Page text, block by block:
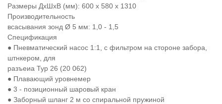
Размеры ДхШхВ (мм): 600 x 580 x 1310
Производительность
всасывания зонд Ø 5 мм: 1,0 - 1,5
Спецификация
● Пневматический насос 1:1, с фильтром на стороне забора,
штнкером, для
разъеиа Typ 26 (20 062)
● Плавающий уровнемер
● 3 - позиционный шаровый кран
● Заборный шланг 2 м со спиральной пружиной